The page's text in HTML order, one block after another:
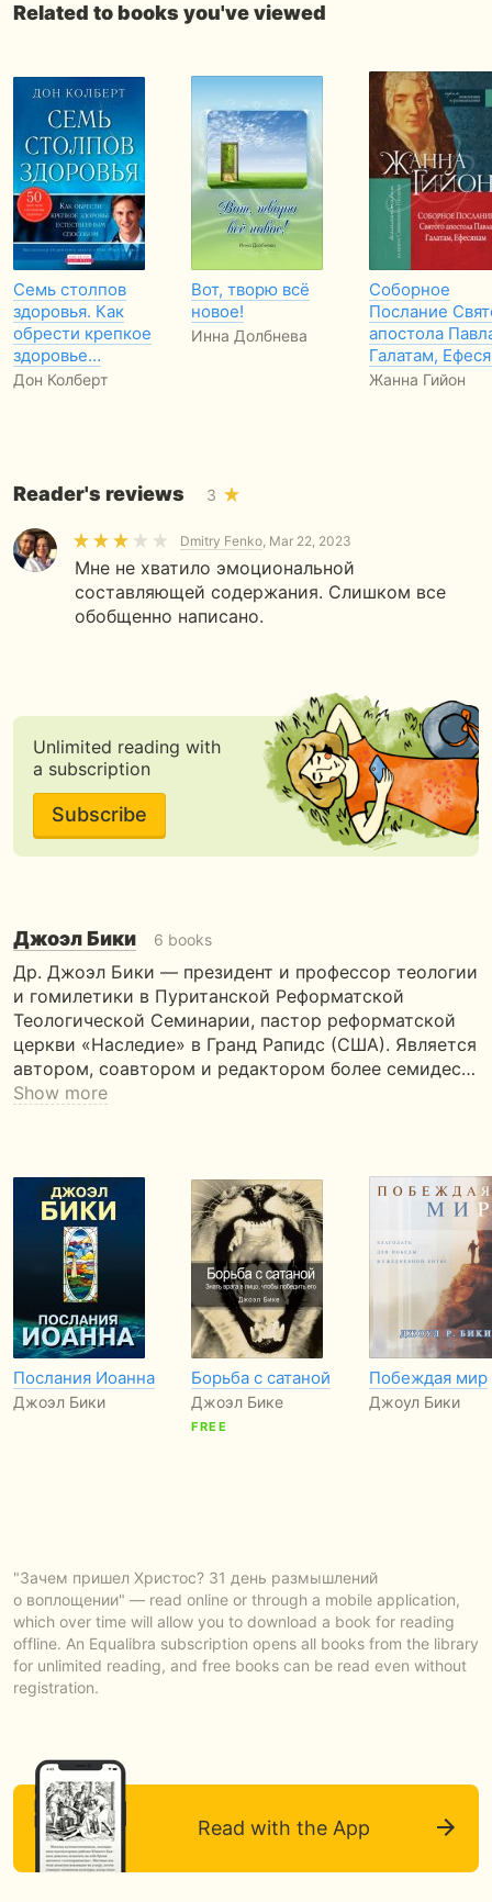
Related to books you've viewed
Семь столпов
здоровья. Как
обрести крепкое
здоровье…
Дон Колберт
Вот, творю всё
новое!
Инна Долбнева
Соборное
Послание
апостола
Галатам,
Жанна Гийон
Reader's reviews 3
Dmitry Fenko, Mar 22, 2023
Мне не хватило эмоциональной
составляющей содержания. Слишком все
обобщенно написано.
Unlimited reading with
a subscription
Subscribe
Джоэл Бики 6 books
Др. Джоэл Бики — президент и профессор теологии
и гомилетики в Пуританской Реформатской
Теологической Семинарии, пастор реформатской
церкви «Наследие» в Гранд Рапидс (США). Является
автором, соавтором и редактором более семидес…
Show more
Послания Иоанна
Джоэл Бики
Борьба с сатаной
Джоэл Бике
FREE
Побеждая мир
Джоул Бики
"Зачем пришел Христос? 31 день размышлений
о воплощении" — read online or through a mobile application,
which over time will allow you to download a book for reading
offline. An Equalibra subscription opens all books from the library
for unlimited reading, and free books can be read even without
registration.
Read with the App